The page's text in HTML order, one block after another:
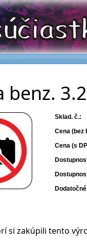
benz.
Sklad. č.:
Cena (bez
Cena (s
si zakúpili tento